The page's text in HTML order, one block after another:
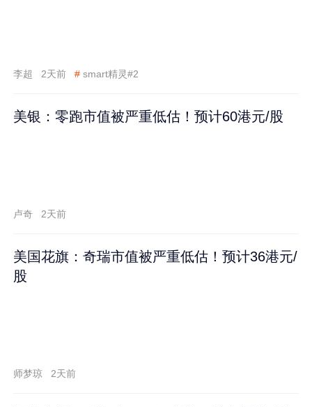
李超 2天前 # smart精灵#2
美银：零跑市值被严重低估！预计60港元/股
卢奇 2天前
美国花旗：奇瑞市值被严重低估！预计36港元/
股
师梦琼 2天前